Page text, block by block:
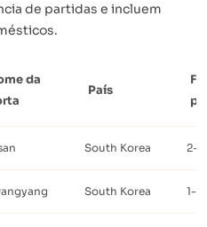
de partidas e incluem
da
País
South Korea 2-4
South Korea 1-2